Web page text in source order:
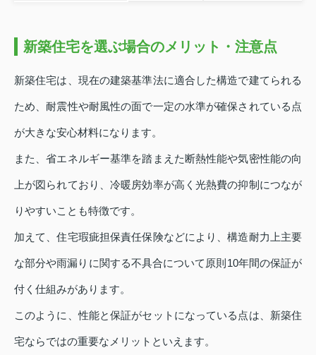
新築住宅を選ぶ場合のメリット・注意点
新築住宅は、現在の建築基準法に適合した構造で建てられる
ため、耐震性や耐風性の面で一定の水準が確保されている点
が大きな安心材料になります。
また、省エネルギー基準を踏まえた断熱性能や気密性能の向
上が図られており、冷暖房効率が高く光熱費の抑制につなが
りやすいことも特徴です。
加えて、住宅瑕疵担保責任保険などにより、構造耐力上主要
な部分や雨漏りに関する不具合について原則10年間の保証が
付く仕組みがあります。
このように、性能と保証がセットになっている点は、新築住
宅ならではの重要なメリットといえます。